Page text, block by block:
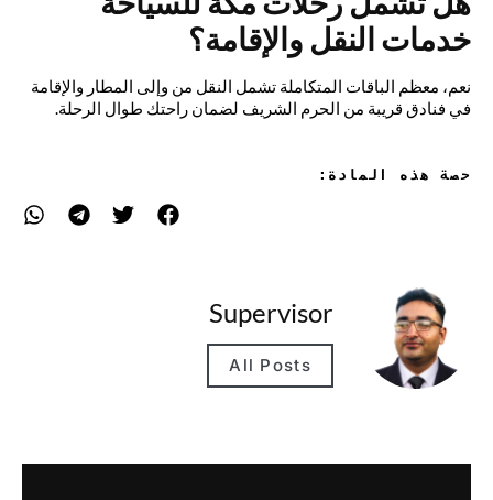
خدمات النقل والإقامة؟
نعم، معظم الباقات المتكاملة تشمل النقل من وإلى المطار والإقامة
في فنادق قريبة من الحرم الشريف لضمان راحتك طوال الرحلة.
حصة هذه المادة:
Supervisor
All Posts